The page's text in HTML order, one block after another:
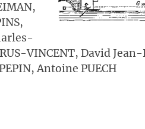
VINCENT, David
Antoine PUECH